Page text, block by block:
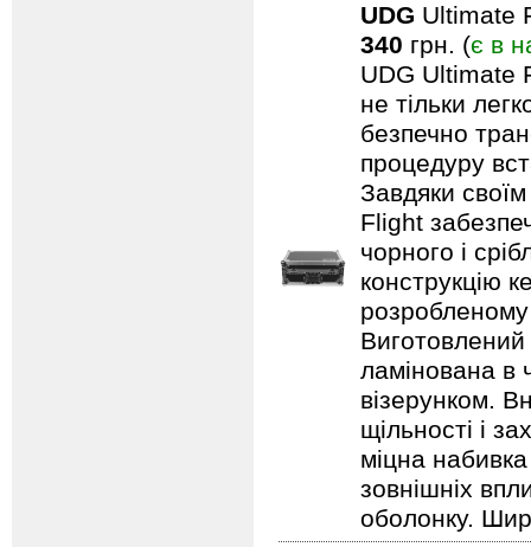
UDG Ultimate
340 грн. (є в
UDG Ultimate
не тільки
безпечно
процедуру
Завдяки
Flight
чорного і
конструкцію
ламінована в
візерунком.
щільності і
міцна
зовнішніх
оболонку.